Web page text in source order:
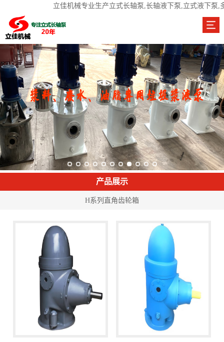
立佳机械专业生产立式长轴泵,长轴液下泵,立式液下
产品展示
H系列直角齿轮箱